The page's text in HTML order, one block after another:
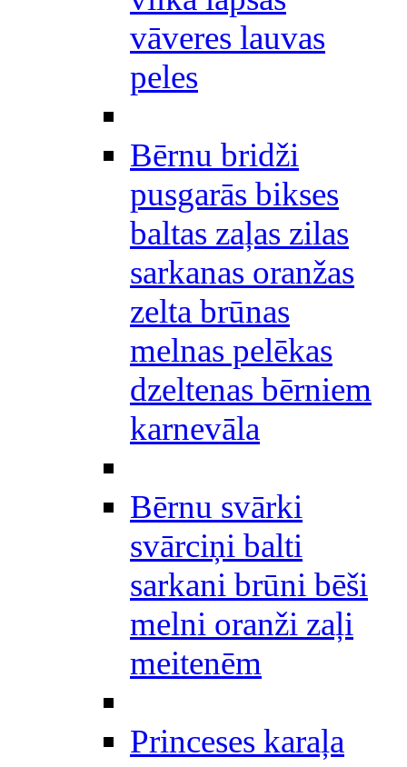
vāveres lauvas
peles
Bērnu bridži
pusgarās bikses
baltas zaļas zilas
sarkanas oranžas
zelta brūnas
melnas pelēkas
dzeltenas bērniem
karnevāla
Bērnu svārki
svārciņi balti
sarkani brūni bēši
melni oranži zaļi
meitenēm
Princeses karaļa